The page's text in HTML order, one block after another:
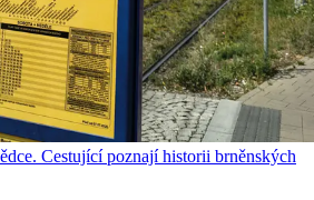
Cestující poznají historii brněnských